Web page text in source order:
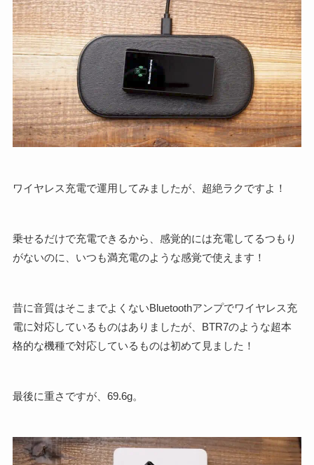
ワイヤレス充電で運用してみましたが、超絶ラクですよ！
乗せるだけで充電できるから、感覚的には充電してるつもり
がないのに、いつも満充電のような感覚で使えます！
昔に音質はそこまでよくないBluetoothアンプでワイヤレス充
電に対応しているものはありましたが、BTR7のような超本
格的な機種で対応しているものは初めて見ました！
最後に重さですが、69.6g。